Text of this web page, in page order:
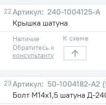
22
240-1004125-А
Крышка шатуна
Наличие
Обратитесь к
консультанту
К схеме
23
50-1004182-А2
Болт М14х1,5 шатуна Д-